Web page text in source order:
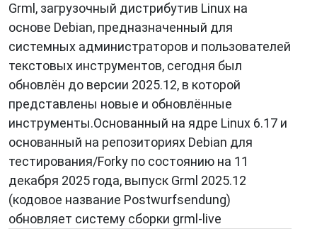
ключевых принципов:
максимальная функциональность «из
коробки»;
ориентация на работу из Live-среды без
установки;
упор на консольные инструменты и
автоматизацию;
высокая степень контроля над системой.
Grml разрабатывается с учётом реальных
сценариев работы администраторов:
аварийное восстановление, анализ дисков,
Grml, загрузочный дистрибутив Linux на
основе Debian, предназначенный для
системных администраторов и пользователей
текстовых инструментов, сегодня был
обновлён до версии 2025.12, в которой
представлены новые и обновлённые
инструменты.Основанный на ядре Linux 6.17 и
основанный на репозиториях Debian для
тестирования/Forky по состоянию на 11
декабря 2025 года, выпуск Grml 2025.12
(кодовое название Postwurfsendung)
обновляет систему сборки grml-live